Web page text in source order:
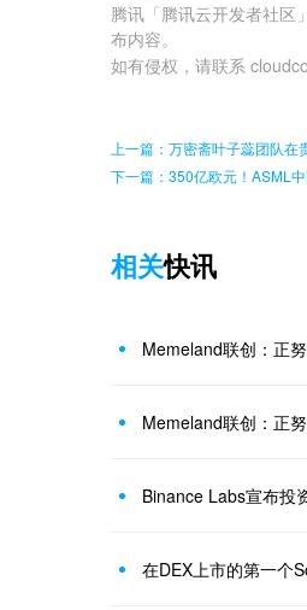
腾讯「腾讯云开发者社区
布内容。
如有侵权，请联系
上一篇：万密斋叶子蕊团队
下一篇：350亿欧元！ASML
相关快讯
Memeland联创：正
Memeland联创：正
Binance Labs宣布投
在DEX上市的第一个